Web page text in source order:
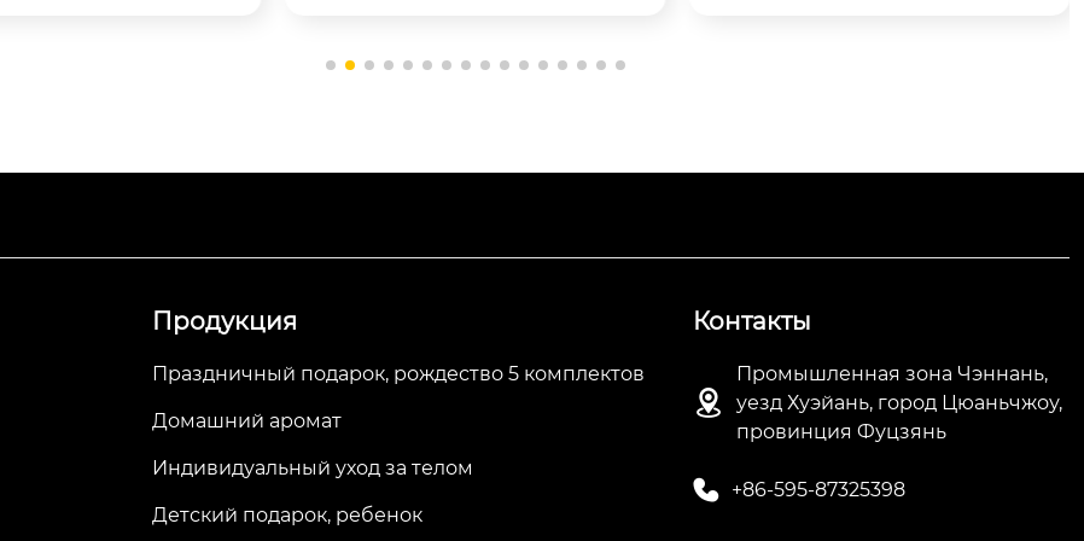
ной...
Продукция
Праздничный подарок, рождество 5 комплектов
Домашний аромат
Индивидуальный уход за телом
Детский подарок, ребенок
Контакты

Промышленная зона Чэннань,
уезд Хуэйань, город Цюаньчжоу,
провинция Фуцзянь
 +86-595-87325398